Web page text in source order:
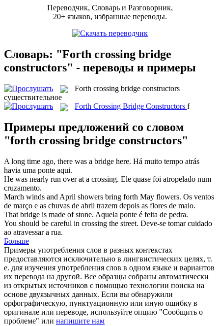
Переводчик, Словарь и Разговорник,
20+ языков, избранные переводы.
Словарь: "Forth crossing bridge
constructors" - переводы и примеры
Forth crossing bridge constructors
существительное
Forth Crossing Bridge Constructors f
Примеры предложений со словом
"forth crossing bridge constructors"
A long time ago, there was a bridge here. Há muito tempo atrás
havia uma ponte aqui.
He was nearly run over at a crossing. Ele quase foi atropelado num
cruzamento.
March winds and April showers bring forth May flowers. Os ventos
de março e as chuvas de abril trazem depois as flores de maio.
That bridge is made of stone. Aquela ponte é feita de pedra.
You should be careful in crossing the street. Deve-se tomar cuidado
ao atravessara rua.
Больше
Примеры употребления слов в разных контекстах
предоставляются исключительно в лингвистических целях, т.
е. для изучения употребления слов в одном языке и вариантов
их перевода на другой. Все образцы собраны автоматически
из открытых источников с помощью технологии поиска на
основе двуязычных данных. Если вы обнаружили
орфографическую, пунктуационную или иную ошибку в
оригинале или переводе, используйте опцию "Сообщить о
проблеме" или напишите нам